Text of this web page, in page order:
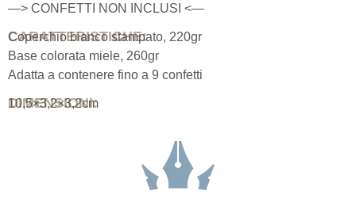
—> CONFETTI NON INCLUSI <—
CARATTERISTICHE:
Coperchio bianco stampato, 220gr
Base colorata miele, 260gr
Adatta a contenere fino a 9 confetti
DIMENSIONI:
10,5×3,2×3,2cm